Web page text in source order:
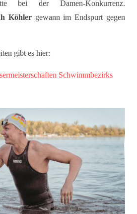
bei der Damen-Konkurrenz.
Köhlergewann im Endspurt gegen
gibt es hier:
Schwimmbezirks